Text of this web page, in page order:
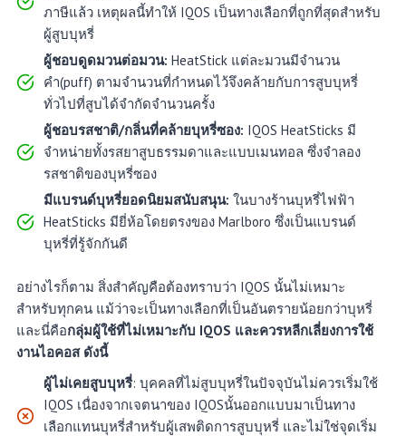
ภาษีแล้ว เหตุผลนี้ทำให้ IQOS เป็นทางเลือกที่ถูกที่สุดสำหรับ
ผู้สูบบุหรี่
ผู้ชอบดูดมวนต่อมวน: HeatStick แต่ละมวนมีจำนวน
คำ(puff) ตามจำนวนที่กำหนดไว้จึงคล้ายกับการสูบบุหรี่
ทั่วไปที่สูบได้จำกัดจำนวนครั้ง
ผู้ชอบรสชาติ/กลิ่นที่คล้ายบุหรี่ซอง: IQOS HeatSticks มี
จำหน่ายทั้งรสยาสูบธรรมดาและแบบเมนทอล ซึ่งจำลอง
รสชาติของบุหรี่ซอง
มีแบรนด์บุหรี่ยอดนิยมสนับสนุน: ในบางร้านบุหรี่ไฟฟ้า
HeatSticks มียี่ห้อโดยตรงของ Marlboro ซึ่งเป็นแบรนด์
บุหรี่ที่รู้จักกันดี
อย่างไรก็ตาม สิ่งสำคัญคือต้องทราบว่า IQOS นั้นไม่เหมาะ
สำหรับทุกคน แม้ว่าจะเป็นทางเลือกที่เป็นอันตรายน้อยกว่าบุหรี่
และนี่คือกลุ่มผู้ใช้ที่ไม่เหมาะกับ IQOS และควรหลีกเลี่ยงการใช้
งานไอคอส ดังนี้
ผู้ไม่เคยสูบบุหรี่: บุคคลที่ไม่สูบบุหรี่ในปัจจุบันไม่ควรเริ่มใช้
IQOS เนื่องจากเจตนาของ IQOSนั้นออกแบบมาเป็นทาง
เลือกแทนบุหรี่สำหรับผู้เสพติดการสูบบุหรี่ และไม่ใช่จุดเริ่ม